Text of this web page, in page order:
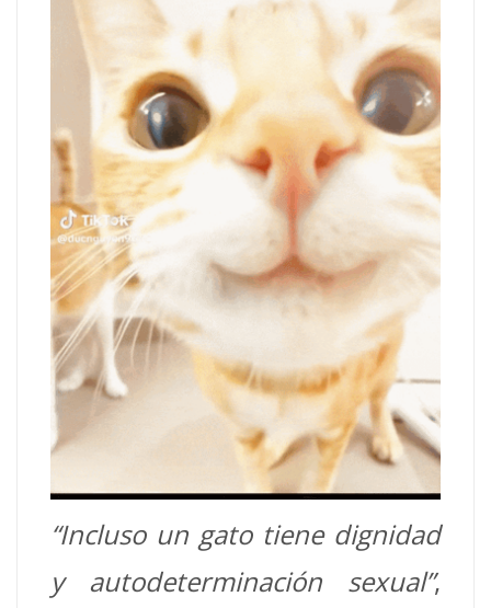
“Incluso un gato tiene dignidad
y autodeterminación sexual”,